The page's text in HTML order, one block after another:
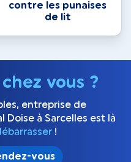
contre les punaises
de lit
chez vous ?
entreprise de
Doise à Sarcelles est là
!
vous